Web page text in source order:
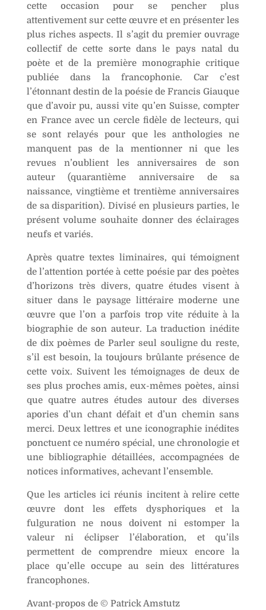
cette occasion pour se pencher plus
attentivement sur cette œuvre et en présenter les
plus riches aspects. Il s’agit du premier ouvrage
collectif de cette sorte dans le pays natal du
poète et de la première monographie critique
publiée dans la francophonie. Car c’est
l’étonnant destin de la poésie de Francis Giauque
que d’avoir pu, aussi vite qu’en Suisse, compter
en France avec un cercle fidèle de lecteurs, qui
se sont relayés pour que les anthologies ne
manquent pas de la mentionner ni que les
revues n’oublient les anniversaires de son
auteur (quarantième anniversaire de sa
naissance, vingtième et trentième anniversaires
de sa disparition). Divisé en plusieurs parties, le
présent volume souhaite donner des éclairages
neufs et variés.
Après quatre textes liminaires, qui témoignent
de l’attention portée à cette poésie par des poètes
d’horizons très divers, quatre études visent à
situer dans le paysage littéraire moderne une
œuvre que l’on a parfois trop vite réduite à la
biographie de son auteur. La traduction inédite
de dix poèmes de Parler seul souligne du reste,
s’il est besoin, la toujours brûlante présence de
cette voix. Suivent les témoignages de deux de
ses plus proches amis, eux-mêmes poètes, ainsi
que quatre autres études autour des diverses
apories d’un chant défait et d’un chemin sans
merci. Deux lettres et une iconographie inédites
ponctuent ce numéro spécial, une chronologie et
une bibliographie détaillées, accompagnées de
notices informatives, achevant l’ensemble.
Que les articles ici réunis incitent à relire cette
œuvre dont les effets dysphoriques et la
fulguration ne nous doivent ni estomper la
valeur ni éclipser l’élaboration, et qu’ils
permettent de comprendre mieux encore la
place qu’elle occupe au sein des littératures
francophones.
Avant-propos de © Patrick Amstutz